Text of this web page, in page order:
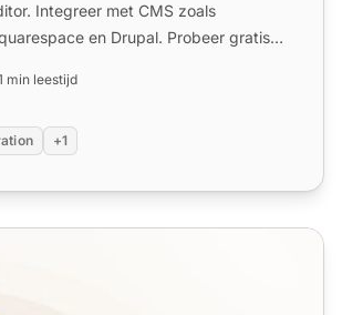
Integreer met CMS zoals
en Drupal. Probeer gratis
min leestijd
+1